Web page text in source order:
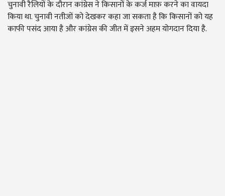
चुनावी रैलियों के दौरान कांग्रेस ने किसानों के कर्ज माफ़ करने का वायदा
किया था. चुनावी नतीजों को देखकर कहा जा सकता है कि किसानों को यह
काफी पसंद आया है और कांग्रेस की जीत में इसने अहम योगदान दिया है.